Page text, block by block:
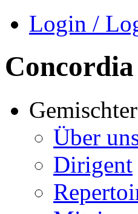
Login /
Concordia
Über
Dirigent